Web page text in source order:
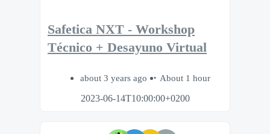
Safetica NXT - Workshop
Técnico + Desayuno Virtual
about 3 years ago
About 1 hour
2023-06-14T10:00:00+0200